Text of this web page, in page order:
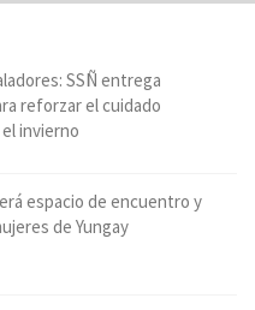
SSÑ entrega
reforzar el cuidado
invierno
espacio de encuentro y
de Yungay